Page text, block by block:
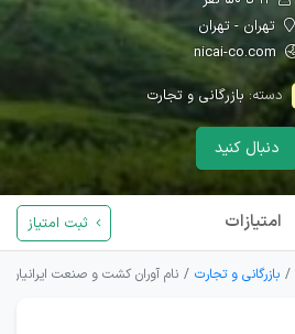
تهران - تهران
دسته:بازرگانی و تجارت
دنبال کنید
امتیازات ثبت امتیاز
بازرگانی و تجارت نام آوران کشت و صنعت ایرانیان